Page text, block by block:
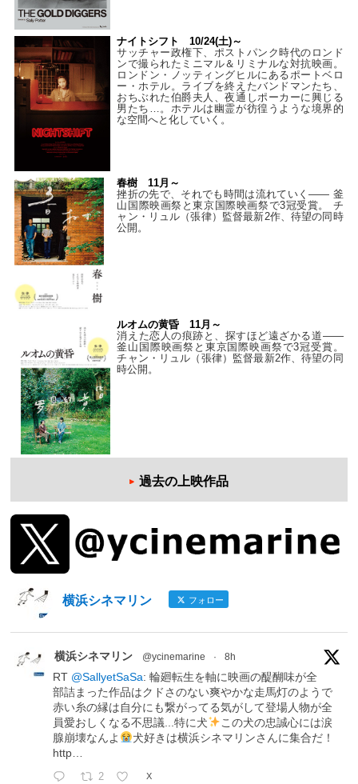
ナイトシフト 10/24(土)～
サッチャー政権下、ポストパンク時代のロンド
ンで撮られたミニマル＆リミナルな対抗映画。
ロンドン・ノッティングヒルにあるポートベロ
ー・ホテル。ライブを終えたバンドマンたち、
おちぶれた伯爵夫人、夜通しポーカーに興じる
男たち…。ホテルは幽霊が彷徨うような境界的
な空間へと化していく。
春樹 11月～
挫折の先で、それでも時間は流れていく—— 釜
山国際映画祭と東京国際映画祭で3冠受賞。 チ
ャン・リュル（張律）監督最新2作、待望の同時
公開。
ルオムの黄昏 11月～
消えた恋人の痕跡と、探すほど遠ざかる道——
釜山国際映画祭と東京国際映画祭で3冠受賞。
チャン・リュル（張律）監督最新2作、待望の同
時公開。
過去の上映作品
横浜シネマリン フォロー
横浜シネマリン @ycinemarine · 8h
RT @SallyetSaSa: 輪廻転生を軸に映画の醍醐味が全
部詰まった作品はクドさのない爽やかな走馬灯のようで
赤い糸の縁は自分にも繋がってる気がして登場人物が全
員愛おしくなる不思議...特に犬
この犬の忠誠心には涙
腺崩壊なんよ
犬好きは横浜シネマリンさんに集合だ！
http…
2 X